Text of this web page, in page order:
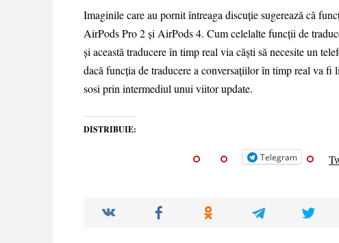
Imaginile care au pornit întreaga discuție sugerează că
AirPods Pro 2 și AirPods 4. Cum celelalte funcții de
și această traducere în timp real via căști să necesite un
dacă funcția de traducere a conversațiilor în timp real va
sosi prin intermediul unui viitor update.
DISTRIBUIE:
Telegram